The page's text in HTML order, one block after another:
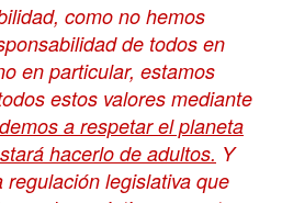
como no hemos
de todos en
en particular, estamos
estos valores mediante
a respetar el planeta
hacerlo de adultos. Y
legislativa que